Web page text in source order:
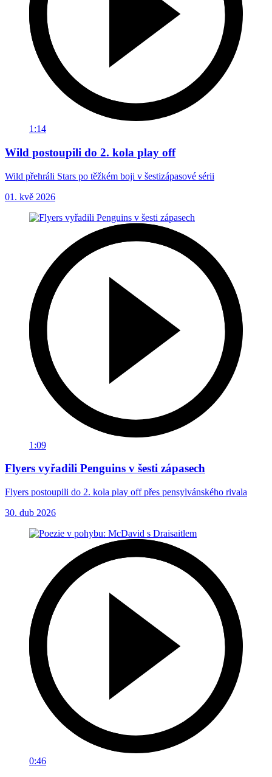
1:14
Wild postoupili do 2. kola play off
Wild přehráli Stars po těžkém boji v šestizápasové sérii
01. kvě 2026
1:09
Flyers vyřadili Penguins v šesti zápasech
Flyers postoupili do 2. kola play off přes pensylvánského rivala
30. dub 2026
0:46